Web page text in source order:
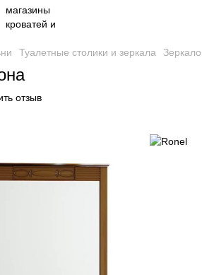
Туалетные столики и зеркала
отзыв